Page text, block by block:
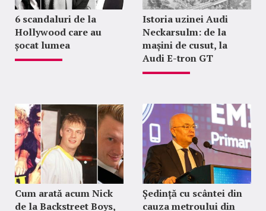
6 scandaluri de la
Hollywood care au
șocat lumea
Istoria uzinei Audi
Neckarsulm: de la
mașini de cusut, la
Audi E-tron GT
Cum arată acum Nick
de la Backstreet Boys,
Ședință cu scântei din
cauza metroului din